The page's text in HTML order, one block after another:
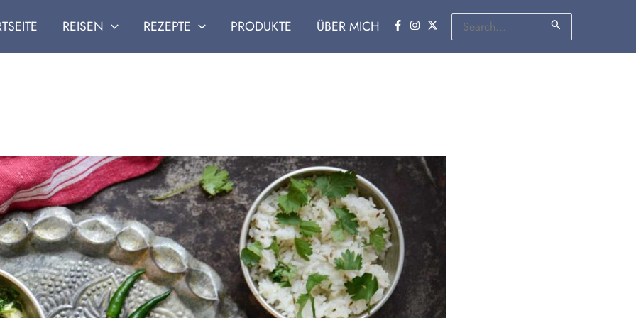
REISEN REZEPTE PRODUKTE ÜBER MICH
Suchen
nach: